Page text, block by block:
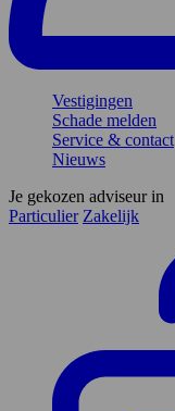
Vestigingen
Schade melden
Service & contact
Nieuws
Je gekozen adviseur in
Particulier Zakelijk